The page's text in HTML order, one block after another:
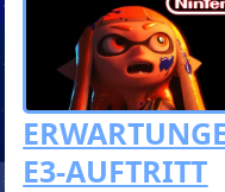
E3-AUFTRITT